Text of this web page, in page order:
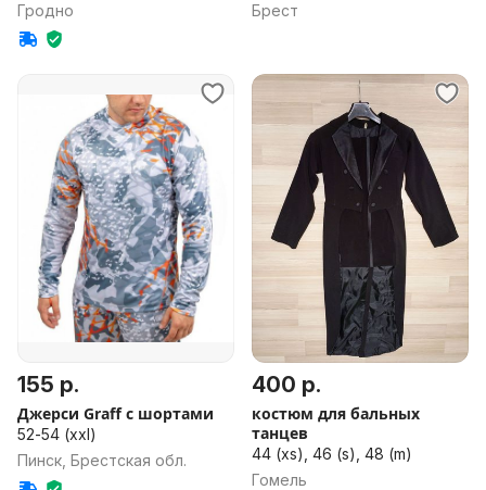
Гродно
Брест
155 р.
Джерси Graff с шортами
52-54 (xxl)
Пинск, Брестская обл.
400 р.
костюм для бальных
танцев
44 (xs), 46 (s), 48 (m)
Гомель